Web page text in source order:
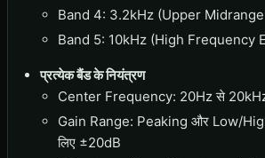
Band 4: 3.2kHz (Upper
Band 5: 10kHz (High Frequency
प्रत्येक बैंड के नियंत्रण
Center Frequency: 20Hz से
Gain Range: Peaking और Low/
लिए ±20dB